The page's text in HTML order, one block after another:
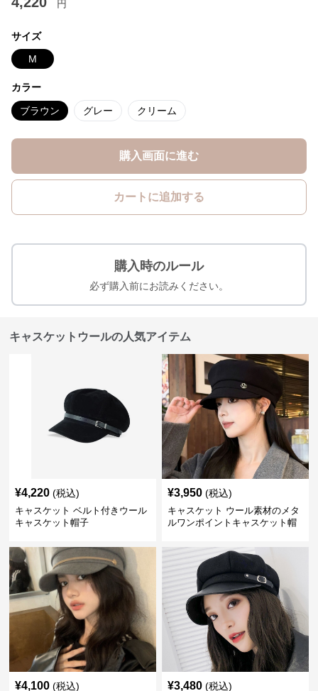
円
サイズ
M
カラー
ブラウン グレー クリーム
購入画面に進む
カートに追加する
購入時のルール
必ず購入前にお読みください。
キャスケットウールの人気アイテム
¥4,220 (税込)
キャスケット ベルト付きウール
キャスケット帽子
¥3,950 (税込)
キャスケット ウール素材のメタ
ルワンポイントキャスケット帽
¥4,100 (税込) ¥3,480 (税込)